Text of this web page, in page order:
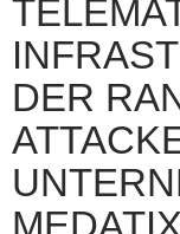
DER